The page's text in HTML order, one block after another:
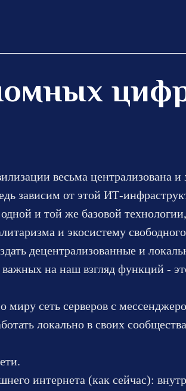
весьма централизована
зависим от этой ИТ-
и той же базовой
и экосистему
децентрализованные и
на наш взгляд функций -
сеть серверов с
локально в своих
интернета (как сейчас):